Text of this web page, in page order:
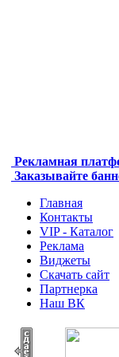
Рекламная
Заказывайте
Главная
Контакты
VIP - Каталог
Реклама
Виджеты
Скачать сайт
Партнерка
Наш ВК